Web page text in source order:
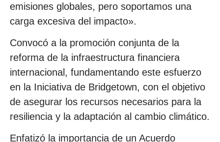
emisiones globales, pero soportamos una
carga excesiva del impacto».
Convocó a la promoción conjunta de la
reforma de la infraestructura financiera
internacional, fundamentando este esfuerzo
en la Iniciativa de Bridgetown, con el objetivo
de asegurar los recursos necesarios para la
resiliencia y la adaptación al cambio climático.
Enfatizó la importancia de un Acuerdo